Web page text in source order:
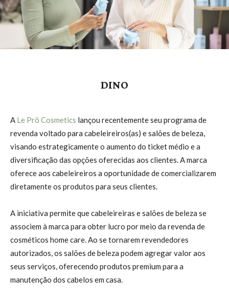
DINO
A Le Prö Cosmetics lançou recentemente seu programa de
revenda voltado para cabeleireiros(as) e salões de beleza,
visando estrategicamente o aumento do ticket médio e a
diversificação das opções oferecidas aos clientes. A marca
oferece aos cabeleireiros a oportunidade de comercializarem
diretamente os produtos para seus clientes.
A iniciativa permite que cabeleireiras e salões de beleza se
associem à marca para obter lucro por meio da revenda de
cosméticos home care. Ao se tornarem revendedores
autorizados, os salões de beleza podem agregar valor aos
seus serviços, oferecendo produtos premium para a
manutenção dos cabelos em casa.